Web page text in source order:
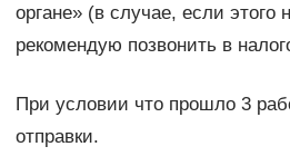
органе» (в случае, если этого
рекомендую позвонить в
При условии что прошло 3
отправки.